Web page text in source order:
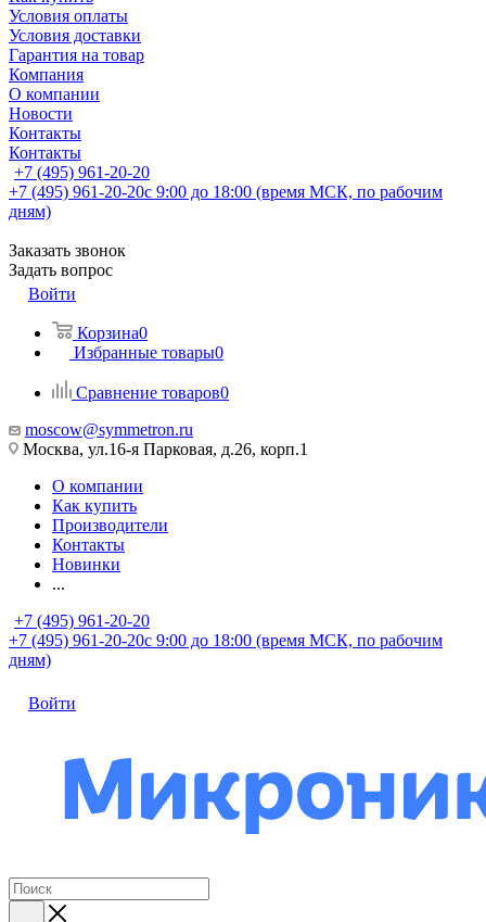
Условия оплаты
Условия доставки
Гарантия на товар
Компания
О компании
Новости
Контакты
Контакты
+7 (495) 961-20-20
+7 (495) 961-20-20с 9:00 до 18:00 (время МСК, по рабочим
дням)
Заказать звонок
Задать вопрос
Войти
Корзина0
Избранные товары0
Сравнение товаров0
moscow@symmetron.ru
Москва, ул.16-я Парковая, д.26, корп.1
О компании
Как купить
Производители
Контакты
Новинки
...
+7 (495) 961-20-20
+7 (495) 961-20-20с 9:00 до 18:00 (время МСК, по рабочим
дням)
Войти